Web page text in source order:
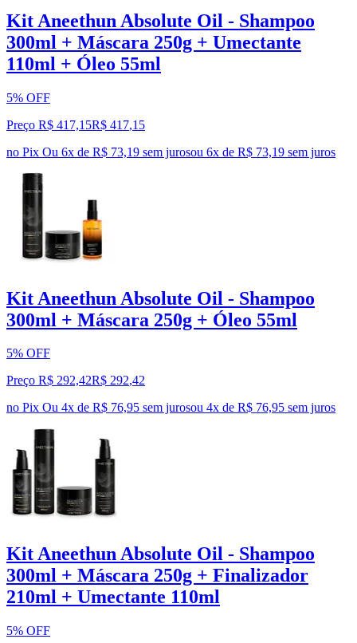
Kit Aneethun Absolute Oil - Shampoo
300ml + Máscara 250g + Umectante
110ml + Óleo 55ml
5% OFF
Preço R$ 417,15R$ 417,15
no Pix Ou 6x de R$ 73,19 sem jurosou 6x de R$ 73,19 sem juros
Kit Aneethun Absolute Oil - Shampoo
300ml + Máscara 250g + Óleo 55ml
5% OFF
Preço R$ 292,42R$ 292,42
no Pix Ou 4x de R$ 76,95 sem jurosou 4x de R$ 76,95 sem juros
Kit Aneethun Absolute Oil - Shampoo
300ml + Máscara 250g + Finalizador
210ml + Umectante 110ml
5% OFF